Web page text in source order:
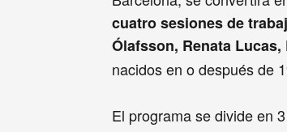
cuatro sesiones de
Ólafsson, Renata
nacidos en o después de
El programa se divide en